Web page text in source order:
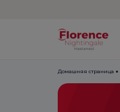
Домашняя страница